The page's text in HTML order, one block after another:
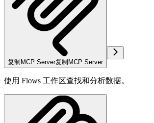
复制MCP Server复制MCP Server
使用 Flows 工作区查找和分析数据。